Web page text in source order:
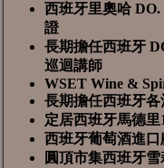
西班牙里奧哈
證
長期擔任西班牙
巡迴講師
WSET Wine &
長期擔任西班牙
定居西班牙馬德
西班牙葡萄酒進
圓頂市集西班牙